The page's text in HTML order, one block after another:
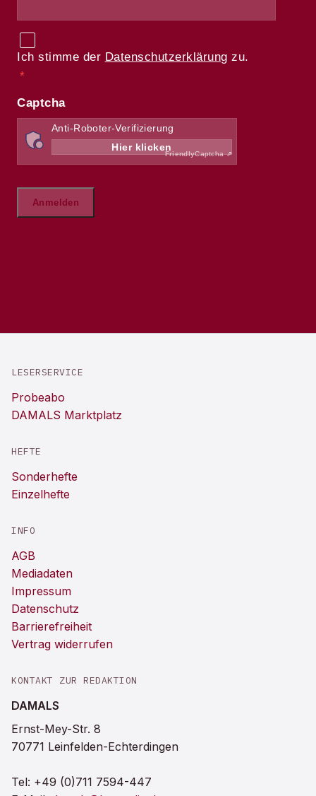
LESERSERVICE
Probeabo
DAMALS Marktplatz
HEFTE
Sonderhefte
Einzelhefte
INFO
AGB
Mediadaten
Impressum
Datenschutz
Barrierefreiheit
Vertrag widerrufen
KONTAKT ZUR REDAKTION
DAMALS
Ernst-Mey-Str. 8
70771 Leinfelden-Echterdingen
Tel: +49 (0)711 7594-447